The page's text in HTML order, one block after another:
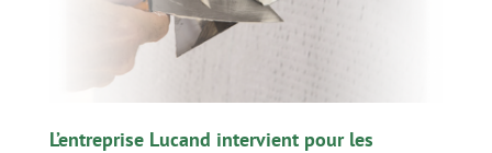
L’entreprise Lucand intervient pour les